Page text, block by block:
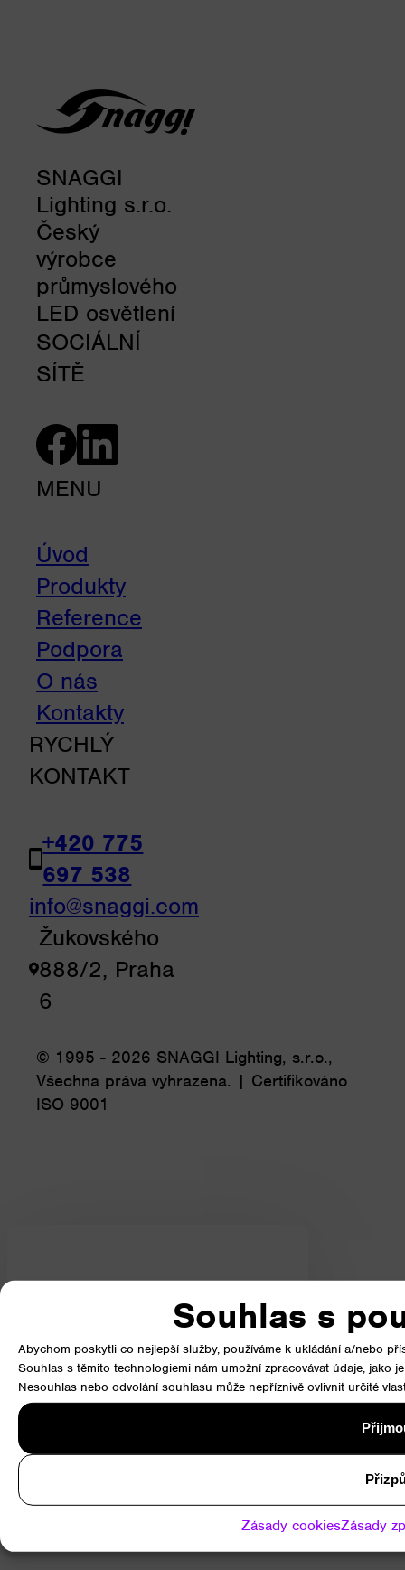
Souhlas s
Abychom poskytli co nejlepší služby, používáme k ukládání a/nebo
Souhlas s těmito technologiemi nám umožní zpracovávat údaje, jako
Nesouhlas nebo odvolání souhlasu může nepříznivě ovlivnit určité
Zásady cookiesZásady
SNAGGI
Lighting s.r.o.
Český
výrobce
průmyslového
LED osvětlení
SOCIÁLNÍ
SÍTĚ
MENU
Úvod
Produkty
Reference
Podpora
O nás
Kontakty
RYCHLÝ
KONTAKT
+420 775
697 538
info@snaggi.com
Žukovského
888/2, Praha
6
© 1995 - 2026 SNAGGI Lighting, s.r.o.,
Všechna práva vyhrazena. | Certifikováno
ISO 9001
Poslední slovo bude mít váš
elektroměr.